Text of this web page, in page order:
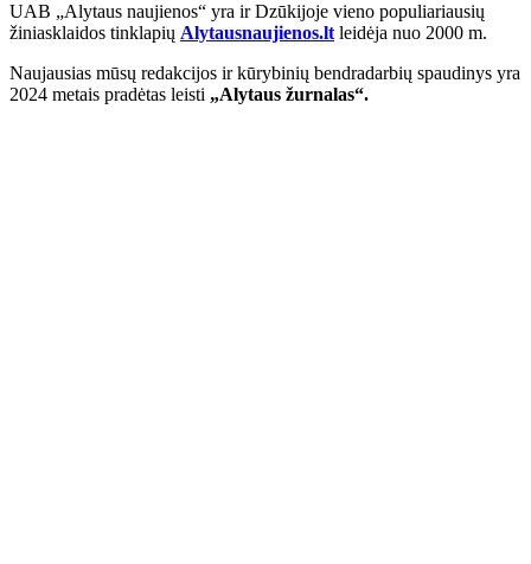
UAB „Alytaus naujienos“ yra ir Dzūkijoje vieno populiariausių
žiniasklaidos tinklapių Alytausnaujienos.lt leidėja nuo 2000 m.
Naujausias mūsų redakcijos ir kūrybinių bendradarbių spaudinys yra
2024 metais pradėtas leisti „Alytaus žurnalas“.